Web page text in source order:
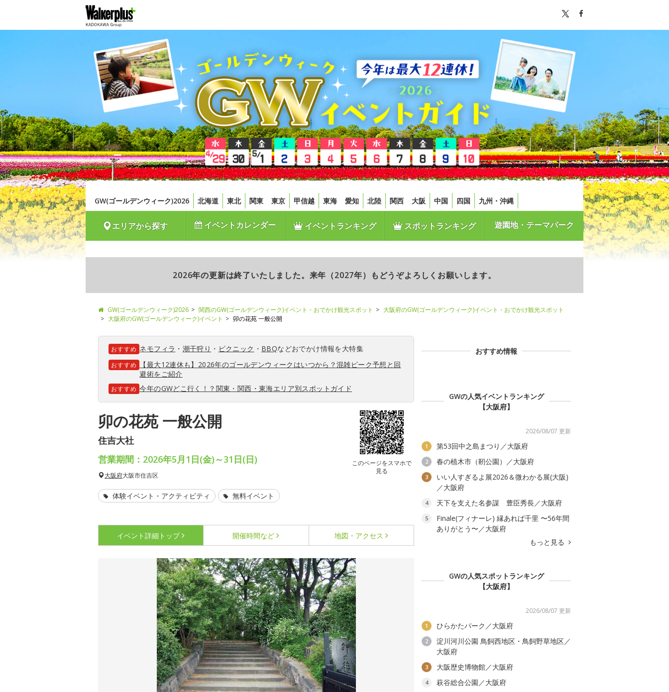
GW(ゴールデンウィーク)2026 北海道 東北 関東 東京 甲信越 東海 愛知 北陸 関西 大阪 中国 四国 九州・沖縄
エリアから探す イベントカレンダー イベントランキング スポットランキング 遊園地・テーマパーク
2026年の更新は終了いたしました。来年（2027年）もどうぞよろしくお願いします。
GW(ゴールデンウィーク)2026 関西のGW(ゴールデンウィーク)イベント・おでかけ観光スポット
大阪府のGW(ゴールデンウィーク)イベント・おでかけ観光スポット
大阪府のGW(ゴールデンウィーク)イベント
卯の花苑 一般公開
おすすめ ネモフィラ ・ 潮干狩り ・ ピクニック ・ BBQなどおでかけ情報を大特集
おすすめ
【最大12連休も】2026年のゴールデンウィークはいつから？混雑ピーク予想と回
避術をご紹介
おすすめ 今年のGWどこ行く！？関東・関西・東海エリア別スポットガイド
卯の花苑 一般公開
住吉大社
このページをスマホで
見る
営業期間：2026年5月1日(金)～31日(日)
大阪府大阪市住吉区
体験イベント・アクティビティ 無料イベント
イベント詳細 トップ 開催時間など 地図・アクセス
おすすめ情報
GWの人気イベントランキング
【大阪府】
2026/08/07 更新
1 第53回中之島まつり／大阪府
2 春の植木市（靭公園）／大阪府
3
いい人すぎるよ展2026＆微わかる展(大阪)
／大阪府
4 天下を支えた名参謀 豊臣秀長／大阪府
5
Finale(フィナーレ) 縁あれば千里 〜56年間
ありがとう〜／大阪府
もっと見る
GWの人気スポットランキング
【大阪府】
2026/08/07 更新
1 ひらかたパーク／大阪府
2
淀川河川公園 鳥飼西地区・鳥飼野草地区／
大阪府
3 大阪歴史博物館／大阪府
4 萩谷総合公園／大阪府